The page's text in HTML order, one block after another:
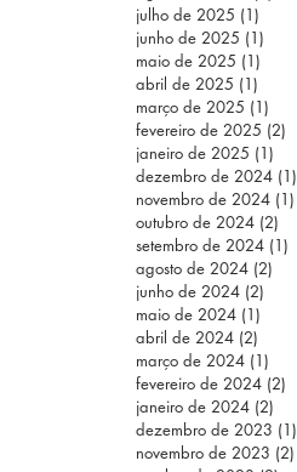
julho de 2025 (1)
junho de 2025 (1)
maio de 2025 (1)
abril de 2025 (1)
março de 2025 (1)
fevereiro de 2025 (2)
janeiro de 2025 (1)
dezembro de 2024 (1)
novembro de 2024 (1)
outubro de 2024 (2)
setembro de 2024 (1)
agosto de 2024 (2)
junho de 2024 (2)
maio de 2024 (1)
abril de 2024 (2)
março de 2024 (1)
fevereiro de 2024 (2)
janeiro de 2024 (2)
dezembro de 2023 (1)
novembro de 2023 (2)